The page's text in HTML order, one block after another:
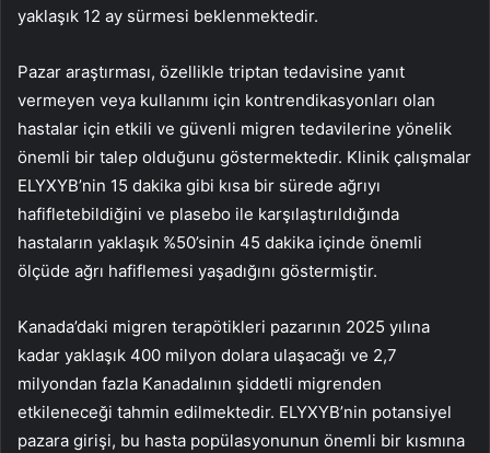
yaklaşık 12 ay sürmesi beklenmektedir.
Pazar araştırması, özellikle triptan tedavisine yanıt
vermeyen veya kullanımı için kontrendikasyonları olan
hastalar için etkili ve güvenli migren tedavilerine yönelik
önemli bir talep olduğunu göstermektedir. Klinik çalışmalar
ELYXYB’nin 15 dakika gibi kısa bir sürede ağrıyı
hafifletebildiğini ve plasebo ile karşılaştırıldığında
hastaların yaklaşık %50’sinin 45 dakika içinde önemli
ölçüde ağrı hafiflemesi yaşadığını göstermiştir.
Kanada’daki migren terapötikleri pazarının 2025 yılına
kadar yaklaşık 400 milyon dolara ulaşacağı ve 2,7
milyondan fazla Kanadalının şiddetli migrenden
etkileneceği tahmin edilmektedir. ELYXYB’nin potansiyel
pazara girişi, bu hasta popülasyonunun önemli bir kısmına